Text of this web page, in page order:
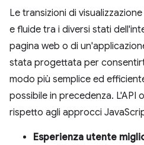
Le transizioni di
e fluide tra i diversi stati
pagina web o di
stata progettata per
modo più semplice ed
possibile in precedenza. L'API
rispetto agli approcci
Esperienza utente